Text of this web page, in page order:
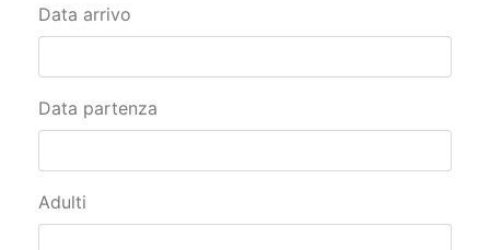
Data partenza
Adulti